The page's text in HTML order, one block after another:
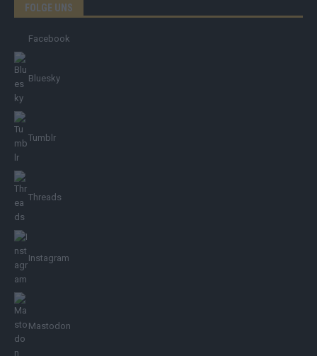
FOLGE UNS
Facebook
Bluesky
Tumblr
Threads
Instagram
Mastodon